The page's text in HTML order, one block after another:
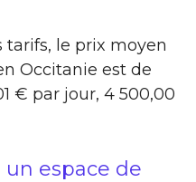
tarifs, le prix moyen
Occitanie est de
€ par jour, 4 500,00
espace de